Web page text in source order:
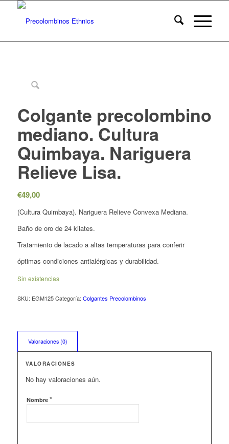
Colgante precolombino
mediano. Cultura
Quimbaya. Nariguera
Relieve Lisa.
€49,00
(Cultura Quimbaya). Nariguera Relieve Convexa Mediana.
Baño de oro de 24 kilates.
Tratamiento de lacado a altas temperaturas para conferir
óptimas condiciones antialérgicas y durabilidad.
Sin existencias
SKU: EGM125 Categoría: Colgantes Precolombinos
Valoraciones (0)
VALORACIONES
No hay valoraciones aún.
Nombre *